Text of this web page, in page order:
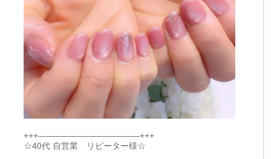
+++————————————+++
☆40代 自営業 リピーター様☆